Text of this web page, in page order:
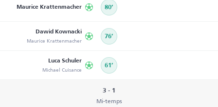
Maurice Krattenmacher 80’
Dawid Kownacki
Maurice Krattenmacher 76’
Luca Schuler
Michael Cuisance 61’
3 - 1
Mi-temps